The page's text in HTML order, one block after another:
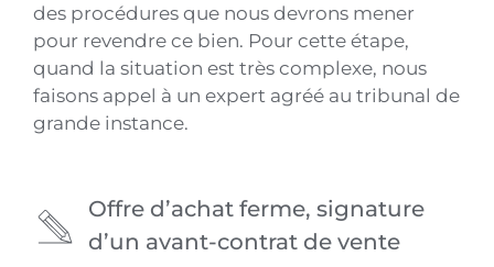
des procédures que nous devrons mener
pour revendre ce bien. Pour cette étape,
quand la situation est très complexe, nous
faisons appel à un expert agréé au tribunal de
grande instance.
Offre d’achat ferme, signature
d’un avant-contrat de vente